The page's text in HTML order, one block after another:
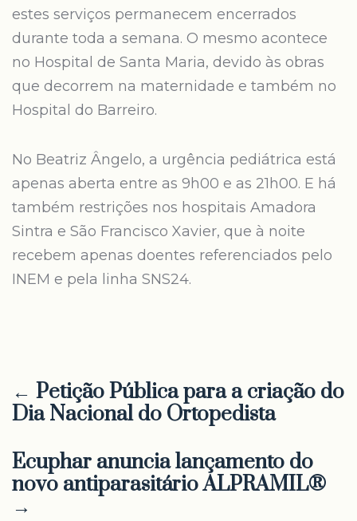
estes serviços permanecem encerrados
durante toda a semana. O mesmo acontece
no Hospital de Santa Maria, devido às obras
que decorrem na maternidade e também no
Hospital do Barreiro.
No Beatriz Ângelo, a urgência pediátrica está
apenas aberta entre as 9h00 e as 21h00. E há
também restrições nos hospitais Amadora
Sintra e São Francisco Xavier, que à noite
recebem apenas doentes referenciados pelo
INEM e pela linha SNS24.
← Petição Pública para a criação do
Dia Nacional do Ortopedista
Ecuphar anuncia lançamento do
novo antiparasitário ALPRAMIL®
→